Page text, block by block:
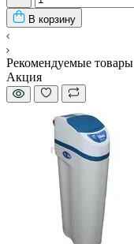
В корзину
Рекомендуемые товары
Акция